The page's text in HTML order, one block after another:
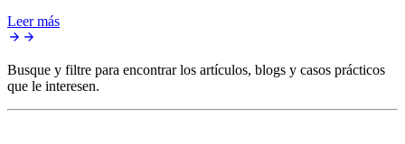
Leer más
Busque y filtre para encontrar los artículos, blogs y casos prácticos
que le interesen.